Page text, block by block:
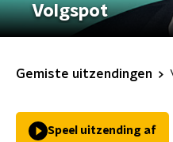
Volgspot
Gemiste uitzendingen
Speel uitzending af